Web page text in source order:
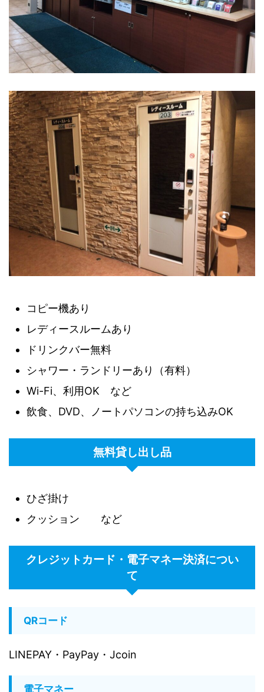
コピー機あり
レディースルームあり
ドリンクバー無料
シャワー・ランドリーあり（有料）
Wi-Fi、利用OK など
飲食、DVD、ノートパソコンの持ち込みOK
無料貸し出し品
ひざ掛け
クッション など
クレジットカード・電子マネー決済につい
て
QRコード
LINEPAY・PayPay・Jcoin
電子マネー